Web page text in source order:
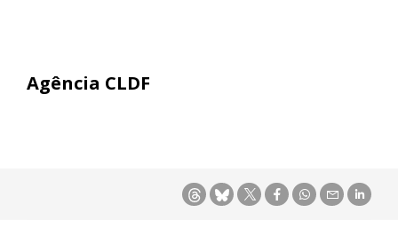
Agência CLDF